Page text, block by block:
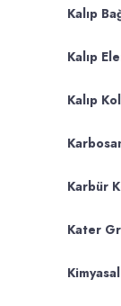
Kalıp
Kalıp
Kalıp
Karbür
Kater